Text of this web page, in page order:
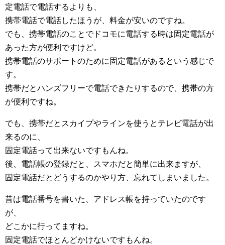
定電話で電話するよりも、
携帯電話で電話したほうが、料金が安いのですね。
でも、携帯電話のことでドコモに電話する時は固定電話が
あった方が便利ですけど。
携帯電話のサポートのために固定電話があるという感じで
す。
携帯だとハンズフリーで電話できたりするので、携帯の方
が便利ですね。
でも、携帯だとスカイプやラインを使うとテレビ電話が出
来るのに、
固定電話って出来ないですもんね。
後、電話帳の登録だと、スマホだと簡単に出来ますが、
固定電話だとどうするのかやり方、忘れてしまいました。
昔は電話番号を書いた、アドレス帳を持っていたのです
が、
どこかに行ってますね。
固定電話でほとんどかけないですもんね。